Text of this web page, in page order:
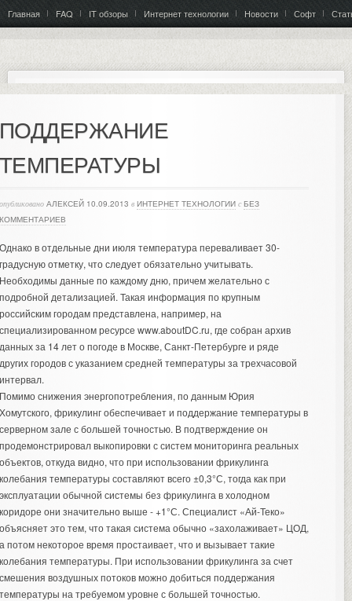
Главная FAQ IT обзоры Интернет технологии Новости Софт
АЛЕКСЕЙ 10.09.2013 в ИНТЕРНЕТ ТЕХНОЛОГИИ с БЕЗ
в отдельные дни июля температура переваливает 30-
отметку, что следует обязательно учитывать.
данные по каждому дню, причем желательно с
детализацией. Такая информация по крупным
городам представлена, например, на
ресурсе www.aboutDC.ru, где собран архив
за 14 лет о погоде в Москве, Санкт-Петербурге и ряде
городов с указанием средней температуры за трехчасовой
снижения энергопотребления, по данным Юрия
фрикулинг обеспечивает и поддержание температуры в
зале с большей точностью. В подтверждение он
выкопировки с систем мониторинга реальных
откуда видно, что при использовании фрикулинга
температуры составляют всего ±0,3°С, тогда как при
обычной системы без фрикулинга в холодном
они значительно выше - +1°С. Специалист «Ай-Теко»
это тем, что такая система обычно «захолаживает» ЦОД,
потом некоторое время простаивает, что и вызывает такие
температуры. При использовании фрикулинга за счет
воздушных потоков можно добиться поддержания
на требуемом уровне с большей точностью.